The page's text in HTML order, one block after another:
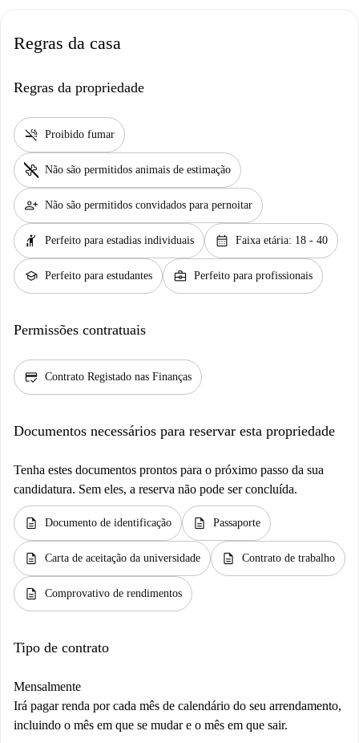
Regras da casa
Regras da propriedade
smoke_free Proibido fumar
pet_supplies Não são permitidos animais de estimação
person_add Não são permitidos convidados para pernoitar
hail Perfeito para estadias individuais calendar_month Faixa etária: 18 - 40
school Perfeito para estudantes business_center Perfeito para profissionais
Permissões contratuais
credit_score Contrato Registado nas Finanças
Documentos necessários para reservar esta propriedade
Tenha estes documentos prontos para o próximo passo da sua
candidatura. Sem eles, a reserva não pode ser concluída.
description Documento de identificação description Passaporte
description Carta de aceitação da universidade description Contrato de trabalho
description Comprovativo de rendimentos
Tipo de contrato
Mensalmente
Irá pagar renda por cada mês de calendário do seu arrendamento,
incluindo o mês em que se mudar e o mês em que sair.